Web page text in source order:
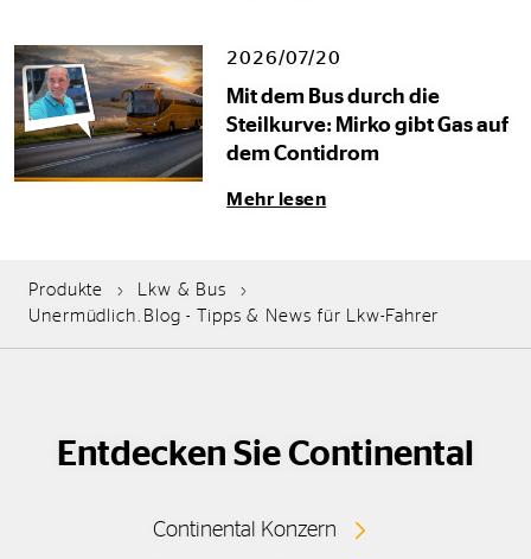
2026/07/20
Mit dem Bus durch die
Steilkurve: Mirko gibt Gas auf
dem Contidrom
Mehr lesen
Produkte
Lkw & Bus
Unermüdlich.Blog - Tipps & News für Lkw-Fahrer
Entdecken Sie Continental
Continental Konzern